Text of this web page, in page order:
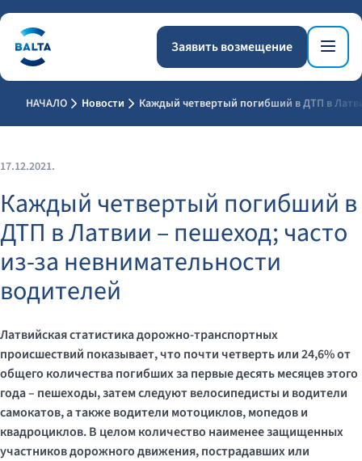
Заявить возмещение
НАЧАЛО Новости Каждый четвертый погибший в ДТП в
17.12.2021.
Каждый четвертый погибший в
ДТП в Латвии – пешеход; часто
из-за невнимательности
водителей
Латвийская статистика дорожно-транспортных
происшествий показывает, что почти четверть или 24,6% от
общего количества погибших за первые десять месяцев этого
года – пешеходы, затем следуют велосипедисты и водители
самокатов, а также водители мотоциклов, мопедов и
квадроциклов. В целом количество наименее защищенных
участников дорожного движения, пострадавших или